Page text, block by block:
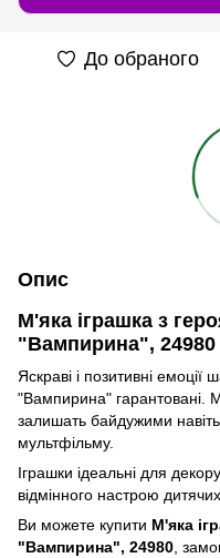
До обраного
Опис
М'яка іграшка з
"Вампирина", 24980
Яскраві і позитивні
"Вампирина" гарантовані.
залишать байдужими
мультфільму.
Іграшки ідеальні для
відмінного настрою
Ви можете купити М'яка
"Вампирина", 24980 ,